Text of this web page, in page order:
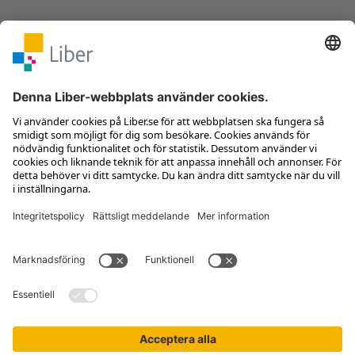
Kontakta kundservice
Jobba hos oss
Om Liber